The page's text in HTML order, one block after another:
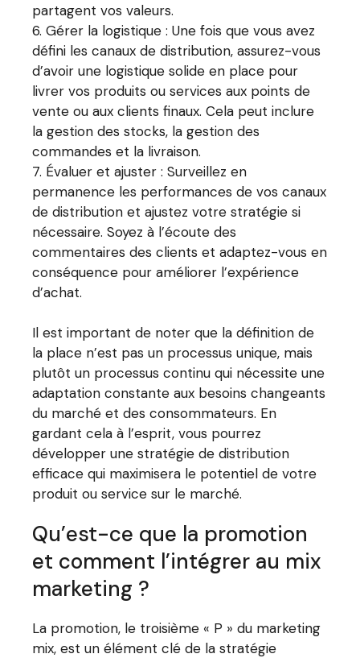
partagent vos valeurs.
Gérer la logistique : Une fois que vous avez
défini les canaux de distribution, assurez-vous
d’avoir une logistique solide en place pour
livrer vos produits ou services aux points de
vente ou aux clients finaux. Cela peut inclure
la gestion des stocks, la gestion des
commandes et la livraison.
Évaluer et ajuster : Surveillez en
permanence les performances de vos canaux
de distribution et ajustez votre stratégie si
nécessaire. Soyez à l’écoute des
commentaires des clients et adaptez-vous en
conséquence pour améliorer l’expérience
d’achat.
Il est important de noter que la définition de
la place n’est pas un processus unique, mais
plutôt un processus continu qui nécessite une
adaptation constante aux besoins changeants
du marché et des consommateurs. En
gardant cela à l’esprit, vous pourrez
développer une stratégie de distribution
efficace qui maximisera le potentiel de votre
produit ou service sur le marché.
Qu’est-ce que la promotion
et comment l’intégrer au mix
marketing ?
La promotion, le troisième « P » du marketing
mix, est un élément clé de la stratégie